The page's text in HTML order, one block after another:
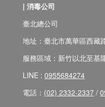
| 消毒公司
臺北總公司
地址：臺北市萬華區西藏
服務區域：新竹以北至基
LINE : 0955684274
電話： (02) 2332-2337 /